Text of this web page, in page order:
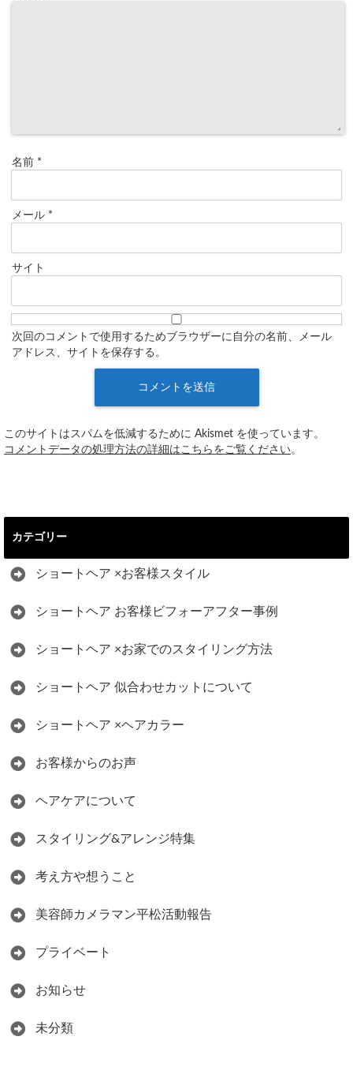
名前 *
メール *
サイト
次回のコメントで使用するためブラウザーに自分の名前、メール
アドレス、サイトを保存する。
このサイトはスパムを低減するために Akismet を使っています。
コメントデータの処理方法の詳細はこちらをご覧ください。
カテゴリー
ショートヘア ×お客様スタイル
ショートヘア お客様ビフォーアフター事例
ショートヘア ×お家でのスタイリング方法
ショートヘア 似合わせカットについて
ショートヘア ×ヘアカラー
お客様からのお声
ヘアケアについて
スタイリング&アレンジ特集
考え方や想うこと
美容師カメラマン平松活動報告
プライベート
お知らせ
未分類